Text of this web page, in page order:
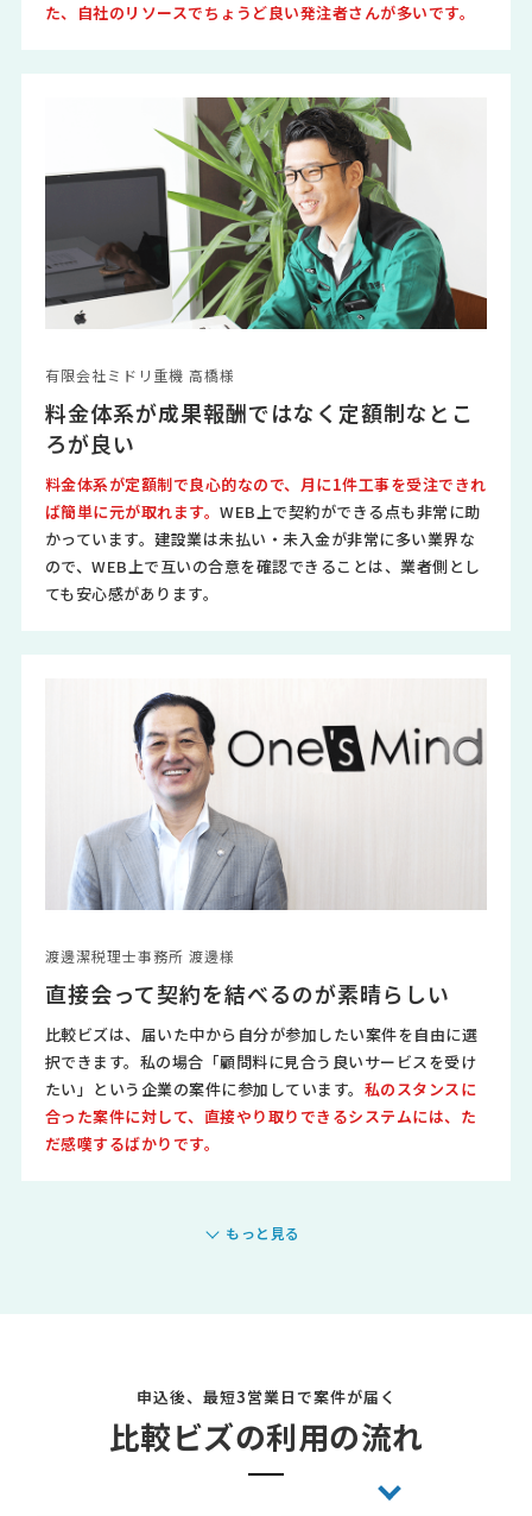
た、自社のリソースでちょうど良い発注者さんが多いです。
有限会社ミドリ重機 高橋様
料金体系が成果報酬ではなく定額制なとこ
ろが良い
料金体系が定額制で良心的なので、月に1件工事を受注できれ
ば簡単に元が取れます。WEB上で契約ができる点も非常に助
かっています。建設業は未払い・未入金が非常に多い業界な
ので、WEB上で互いの合意を確認できることは、業者側とし
ても安心感があります。
渡邊潔税理士事務所 渡邊様
直接会って契約を結べるのが素晴らしい
比較ビズは、届いた中から自分が参加したい案件を自由に選
択できます。私の場合「顧問料に見合う良いサービスを受け
たい」という企業の案件に参加しています。 私のスタンスに
合った案件に対して、直接やり取りできるシステムには、た
だ感嘆するばかりです。
もっと見る
申込後、最短3営業日で案件が届く
比較ビズの利用の流れ